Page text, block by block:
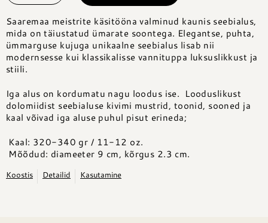
Saaremaa meistrite käsitööna valminud kaunis seebialus,
mida on täiustatud ümarate soontega. Elegantse, puhta,
ümmarguse kujuga unikaalne seebialus lisab nii
modernsesse kui klassikalisse vannituppa luksuslikkust ja
stiili.
Iga alus on kordumatu nagu loodus ise. Looduslikust
dolomiidist seebialuse kivimi mustrid, toonid, sooned ja
kaal võivad iga aluse puhul pisut erineda;
Kaal: 320-340 gr / 11-12 oz.
Mõõdud: diameeter 9 cm, kõrgus 2.3 cm.
Koostis Detailid Kasutamine